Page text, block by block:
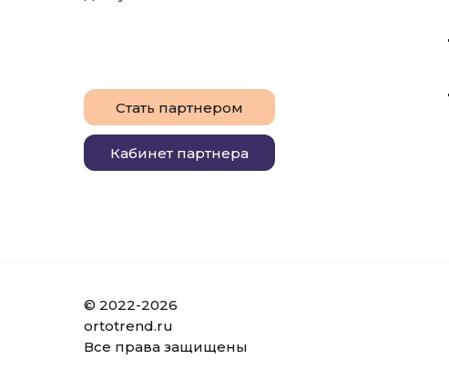
Стать партнером
© 2022-2026
ortotrend.ru
Все права защищены
Кабинет партнера